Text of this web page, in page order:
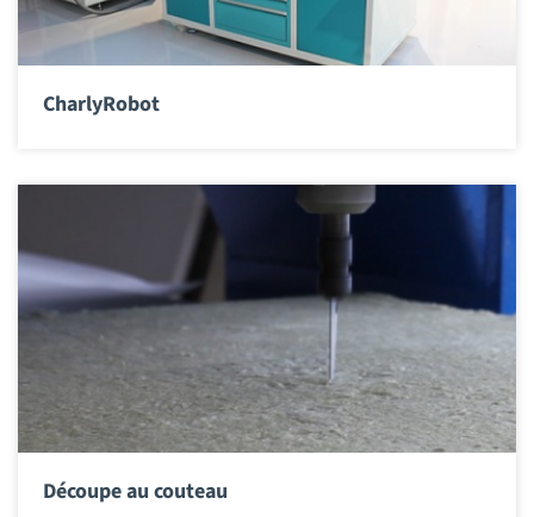
CharlyRobot
Découpe au couteau